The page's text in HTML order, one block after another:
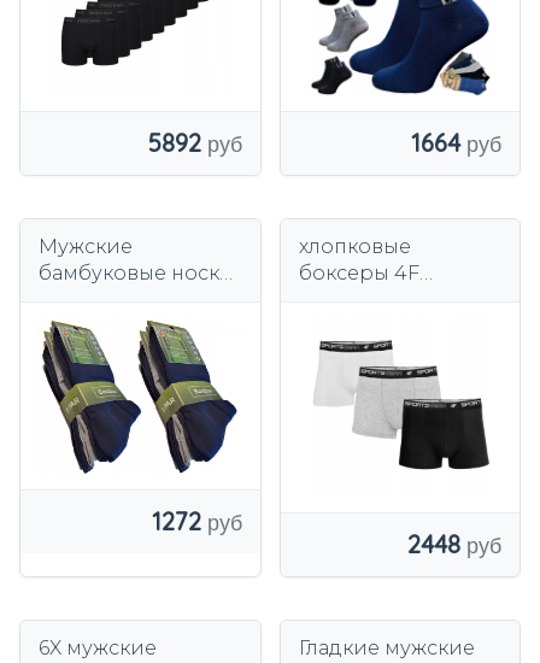
5892 1664
Мужские
бамбуковые носки,
антибактериальны
е.
1272
хлопковые
боксеры 4F
2448
6X мужские
Гладкие мужские